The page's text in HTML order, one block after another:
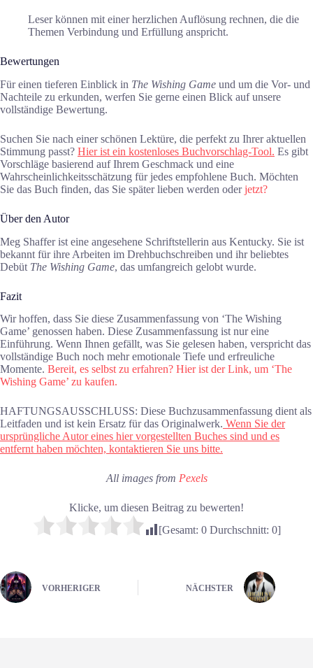
Leser können mit einer herzlichen Auflösung rechnen, die die
Themen Verbindung und Erfüllung anspricht.
Bewertungen
Für einen tieferen Einblick in The Wishing Game und um die Vor- und
Nachteile zu erkunden, werfen Sie gerne einen Blick auf unsere
vollständige Bewertung.
Suchen Sie nach einer schönen Lektüre, die perfekt zu Ihrer aktuellen
Stimmung passt? Hier ist ein kostenloses Buchvorschlag-Tool. Es gibt
Vorschläge basierend auf Ihrem Geschmack und eine
Wahrscheinlichkeitsschätzung für jedes empfohlene Buch. Möchten
Sie das Buch finden, das Sie später lieben werden oderjetzt?
Über den Autor
Meg Shaffer ist eine angesehene Schriftstellerin aus Kentucky. Sie ist
bekannt für ihre Arbeiten im Drehbuchschreiben und ihr beliebtes
Debüt The Wishing Game, das umfangreich gelobt wurde.
Fazit
Wir hoffen, dass Sie diese Zusammenfassung von ‘The Wishing
Game’ genossen haben. Diese Zusammenfassung ist nur eine
Einführung. Wenn Ihnen gefällt, was Sie gelesen haben, verspricht das
vollständige Buch noch mehr emotionale Tiefe und erfreuliche
Momente. Bereit, es selbst zu erfahren? Hier ist der Link, um ‘The
Wishing Game’ zu kaufen.
HAFTUNGSAUSSCHLUSS: Diese Buchzusammenfassung dient als
Leitfaden und ist kein Ersatz für das Originalwerk. Wenn Sie der
ursprüngliche Autor eines hier vorgestellten Buches sind und es
entfernt haben möchten, kontaktieren Sie uns bitte.
All images from Pexels
Klicke, um diesen Beitrag zu bewerten!
[Gesamt: 0Durchschnitt: 0]
VORHERIGER NÄCHSTER